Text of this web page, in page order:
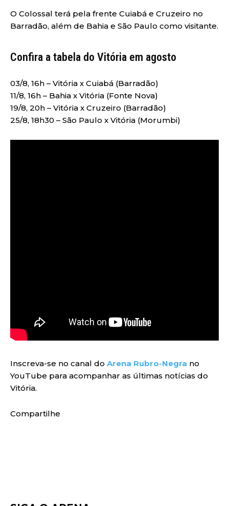
O Colossal terá pela frente Cuiabá e Cruzeiro no
Barradão, além de Bahia e São Paulo como visitante.
Confira a tabela do Vitória em agosto
03/8, 16h – Vitória x Cuiabá (Barradão)
11/8, 16h – Bahia x Vitória (Fonte Nova)
19/8, 20h – Vitória x Cruzeiro (Barradão)
25/8, 18h30 – São Paulo x Vitória (Morumbi)
Inscreva-se no canal do Arena Rubro-Negra no
YouTube para acompanhar as últimas notícias do
Vitória.
Compartilhe